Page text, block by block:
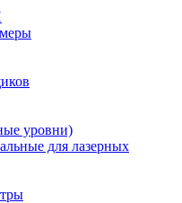
уровни)
для лазерных